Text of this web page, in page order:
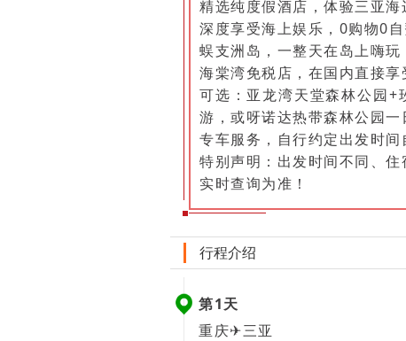
精选纯度假酒店，体验三亚
深度享受海上娱乐，0购物0自
蜈支洲岛，一整天在岛上嗨玩
海棠湾免税店，在国内直接享
可选：亚龙湾天堂森林公园+
游，或呀诺达热带森林公园
专车服务，自行约定出发时间
特别声明：出发时间不同、
实时查询为准！
行程介绍
第1天
重庆✈三亚